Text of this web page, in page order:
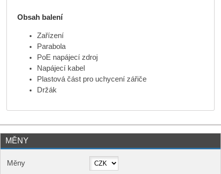
Obsah balení
Zařízení
Parabola
PoE napájecí zdroj
Napájecí kabel
Plastová část pro uchycení zářiče
Držák
MĚNY
Měny